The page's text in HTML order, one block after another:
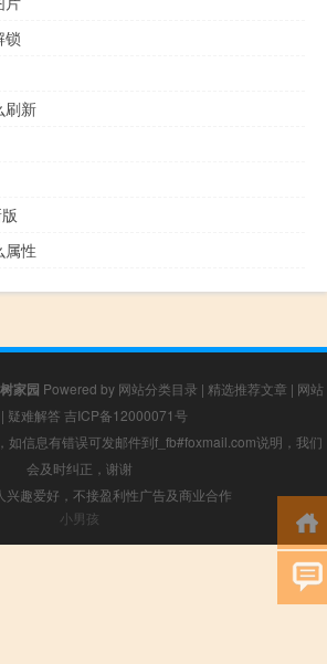
锁
刷新
属性
家园 Powered by 网站分类目录 | 精选推荐文章 | 网站
| 疑难解答 吉ICP备12000071号
如信息有错误可发邮件到f_fb#foxmail.com说明，我们
会及时纠正，谢谢
兴趣爱好，不接盈利性广告及商业合作
小男孩